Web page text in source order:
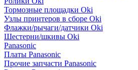
Тормозные площадки Oki
Узлы принтеров в сборе Oki
Флажки/рычаги/датчики Oki
Шестерни/шкивы Oki
Panasonic
Платы Panasonic
Прочие запчасти Panasonic